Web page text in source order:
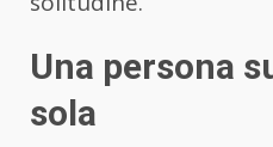
Una persona
sola